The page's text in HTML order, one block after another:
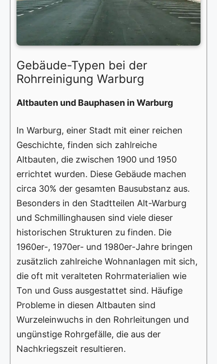
Gebäude-Typen bei der
Rohrreinigung Warburg
Altbauten und Bauphasen in Warburg
In Warburg, einer Stadt mit einer reichen
Geschichte, finden sich zahlreiche
Altbauten, die zwischen 1900 und 1950
errichtet wurden. Diese Gebäude machen
circa 30% der gesamten Bausubstanz aus.
Besonders in den Stadtteilen Alt-Warburg
und Schmillinghausen sind viele dieser
historischen Strukturen zu finden. Die
1960er-, 1970er- und 1980er-Jahre bringen
zusätzlich zahlreiche Wohnanlagen mit sich,
die oft mit veralteten Rohrmaterialien wie
Ton und Guss ausgestattet sind. Häufige
Probleme in diesen Altbauten sind
Wurzeleinwuchs in den Rohrleitungen und
ungünstige Rohrgefälle, die aus der
Nachkriegszeit resultieren.